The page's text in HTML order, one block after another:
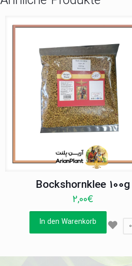
Bockshornklee 100g
2,00€
In den Warenkorb 0